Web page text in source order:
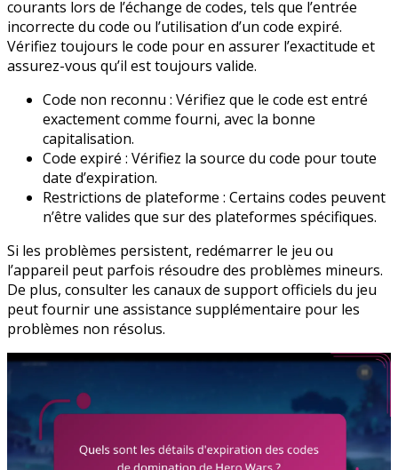
courants lors de l’échange de codes, tels que l’entrée
incorrecte du code ou l’utilisation d’un code expiré.
Vérifiez toujours le code pour en assurer l’exactitude et
assurez-vous qu’il est toujours valide.
Code non reconnu : Vérifiez que le code est entré
exactement comme fourni, avec la bonne
capitalisation.
Code expiré : Vérifiez la source du code pour toute
date d’expiration.
Restrictions de plateforme : Certains codes peuvent
n’être valides que sur des plateformes spécifiques.
Si les problèmes persistent, redémarrer le jeu ou
l’appareil peut parfois résoudre des problèmes mineurs.
De plus, consulter les canaux de support officiels du jeu
peut fournir une assistance supplémentaire pour les
problèmes non résolus.